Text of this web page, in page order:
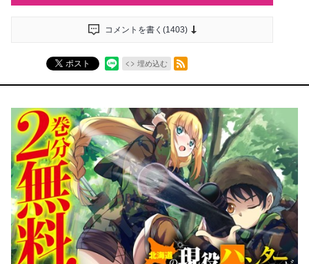
コメントを書く(1403)
ポスト 埋め込む
RSSフィード